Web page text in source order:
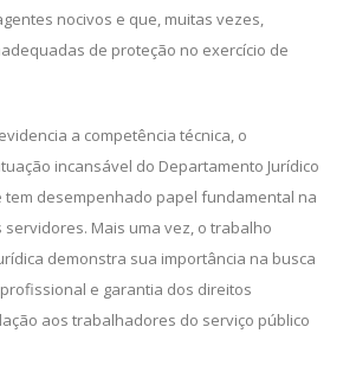
nocivos e que, muitas vezes,
de proteção no exercício de
a competência técnica, o
incansável do Departamento Jurídico
tem desempenhado papel fundamental na
Mais uma vez, o trabalho
demonstra sua importância na busca
e garantia dos direitos
aos trabalhadores do serviço público